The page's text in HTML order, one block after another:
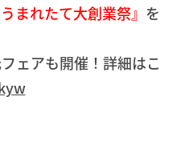
まれたて大創業祭』 を
ェアも開催！詳細はこ